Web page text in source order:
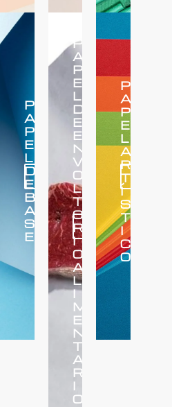
P
A
P
E
L
D
E
B
A
S
E
P
A
P
E
L
D
E
E
N
V
O
L
T
O
R
I
O
A
L
I
M
E
N
T
A
R
I
O
P
A
P
E
L
A
R
T
Í
S
T
I
C
O